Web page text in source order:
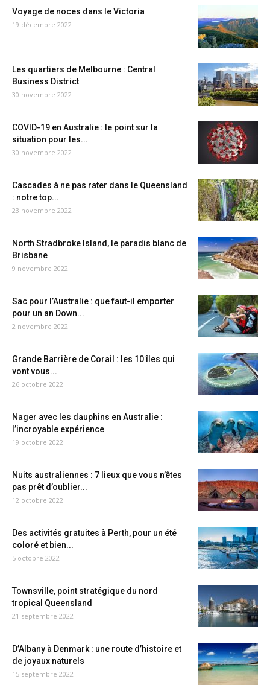
Voyage de noces dans le Victoria
19 décembre 2022
Les quartiers de Melbourne : Central
Business District
30 novembre 2022
COVID-19 en Australie : le point sur la
situation pour les...
30 novembre 2022
Cascades à ne pas rater dans le Queensland
: notre top...
23 novembre 2022
North Stradbroke Island, le paradis blanc de
Brisbane
9 novembre 2022
Sac pour l’Australie : que faut-il emporter
pour un an Down...
2 novembre 2022
Grande Barrière de Corail : les 10 îles qui
vont vous...
26 octobre 2022
Nager avec les dauphins en Australie :
l’incroyable expérience
19 octobre 2022
Nuits australiennes : 7 lieux que vous n’êtes
pas prêt d’oublier...
12 octobre 2022
Des activités gratuites à Perth, pour un été
coloré et bien...
5 octobre 2022
Townsville, point stratégique du nord
tropical Queensland
21 septembre 2022
D’Albany à Denmark : une route d’histoire et
de joyaux naturels
15 septembre 2022